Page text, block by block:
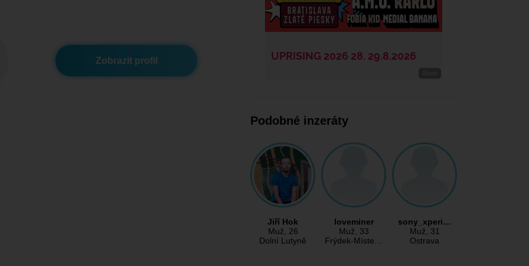
Zobrazit profil
Podobné inzeráty
Jiří Hok
Muž, 26
Dolní Lutyně
loveminer
Muž, 33
Frýdek-Míste…
sony_xperi…
Muž, 31
Ostrava